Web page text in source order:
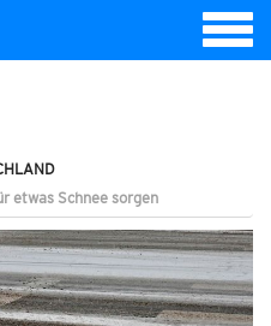
etwas Schnee sorgen